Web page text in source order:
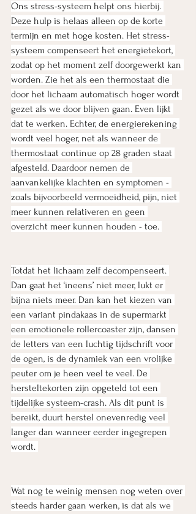
Ons stress-systeem helpt ons hierbij.
Deze hulp is helaas alleen op de korte
termijn en met hoge kosten. Het stress-
systeem compenseert het energietekort,
zodat op het moment zelf doorgewerkt kan
worden. Zie het als een thermostaat die
door het lichaam automatisch hoger wordt
gezet als we door blijven gaan. Even lijkt
dat te werken. Echter, de energierekening
wordt veel hoger, net als wanneer de
thermostaat continue op 28 graden staat
afgesteld. Daardoor nemen de
aanvankelijke klachten en symptomen -
zoals bijvoorbeeld vermoeidheid, pijn, niet
meer kunnen relativeren en geen
overzicht meer kunnen houden - toe.
Totdat het lichaam zelf decompenseert.
Dan gaat het ‘ineens’ niet meer, lukt er
bijna niets meer. Dan kan het kiezen van
een variant pindakaas in de supermarkt
een emotionele rollercoaster zijn, dansen
de letters van een luchtig tijdschrift voor
de ogen, is de dynamiek van een vrolijke
peuter om je heen veel te veel. De
hersteltekorten zijn opgeteld tot een
tijdelijke systeem-crash. Als dit punt is
bereikt, duurt herstel onevenredig veel
langer dan wanneer eerder ingegrepen
wordt.
Wat nog te weinig mensen nog weten over
steeds harder gaan werken, is dat als we